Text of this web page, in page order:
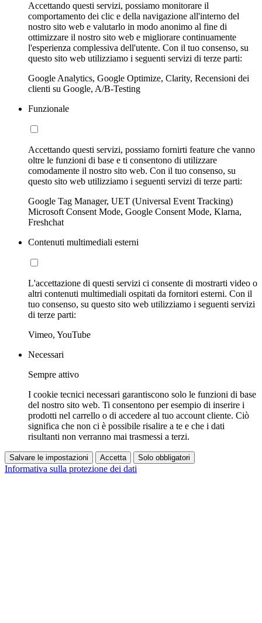
Accettando questi servizi, possiamo monitorare il
comportamento dei clic e della navigazione all'interno del
nostro sito web e valutarlo in modo anonimo al fine di
ottimizzare il nostro sito web e migliorare continuamente
l'esperienza complessiva dell'utente. Con il tuo consenso, su
questo sito web utilizziamo i seguenti servizi di terze parti:
Google Analytics, Google Optimize, Clarity, Recensioni dei
clienti su Google, A/B-Testing
Funzionale
Accettando questi servizi, possiamo fornirti feature che vanno
oltre le funzioni di base e ti consentono di utilizzare
comodamente il nostro sito web. Con il tuo consenso, su
questo sito web utilizziamo i seguenti servizi di terze parti:
Google Tag Manager, UET (Universal Event Tracking)
Microsoft Consent Mode, Google Consent Mode, Klarna,
Freshchat
Contenuti multimediali esterni
L'accettazione di questi servizi ci consente di mostrarti video o
altri contenuti multimediali ospitati da fornitori esterni. Con il
tuo consenso, su questo sito web utilizziamo i seguenti servizi
di terze parti:
Vimeo, YouTube
Necessari
Sempre attivo
I cookie tecnici necessari garantiscono solo le funzioni di base
del nostro sito web. Ti consentono per esempio di inserire i
prodotti nel carrello o di accedere al tuo account cliente. Ciò
significa che non ci è possibile risalire a te e che i dati
risultanti non verranno mai trasmessi a terzi.
Salvare le impostazioni Accetta Solo obbligatori
Informativa sulla protezione dei dati